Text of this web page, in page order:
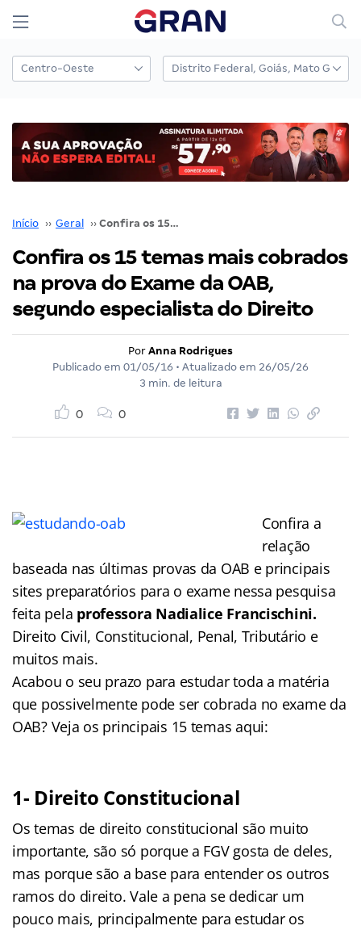
Início ›› Geral ›› Confira os 15 temas mais cobrados na prova do Exame da OAB, segundo especialista do Direito
Confira os 15 temas mais cobrados
na prova do Exame da OAB,
segundo especialista do Direito
Por Anna Rodrigues
Publicado em 01/05/16 • Atualizado em 26/05/26
3 min. de leitura
0 0
Confira a
relação
baseada nas últimas provas da OAB e principais
sites preparatórios para o exame nessa pesquisa
feita pela professora Nadialice Francischini.
Direito Civil, Constitucional, Penal, Tributário e
muitos mais.
Acabou o seu prazo para estudar toda a matéria
que possivelmente pode ser cobrada no exame da
OAB? Veja os principais 15 temas aqui:
1- Direito Constitucional
Os temas de direito constitucional são muito
importante, são só porque a FGV gosta de deles,
mas porque são a base para entender os outros
ramos do direito. Vale a pena se dedicar um
pouco mais, principalmente para estudar os